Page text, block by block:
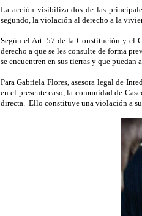
La acción visibiliza dos de las
segundo, la violación al derecho a la
Según el Art. 57 de la Constitución y el
derecho a que se les consulte de forma
se encuentren en sus tierras y que
Para Gabriela Flores, asesora legal de
en el presente caso, la comunidad de
directa. Ello constituye una violación a